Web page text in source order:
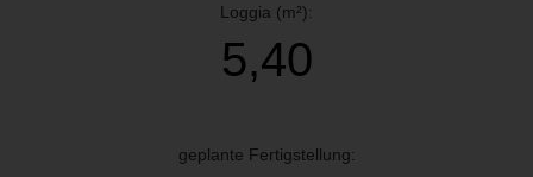
Loggia (m²):
5,40
geplante Fertigstellung: